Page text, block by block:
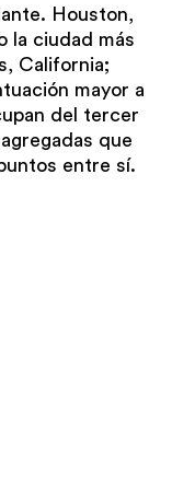
Houston,
la ciudad más
California;
mayor a
del tercer
que
entre sí.